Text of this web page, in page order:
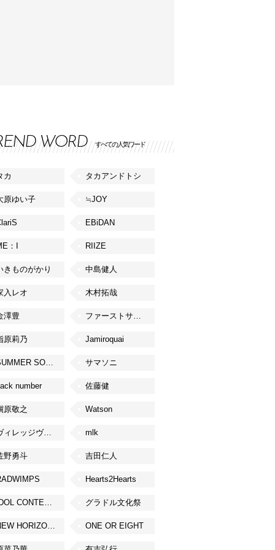
WORD すべての人気ワード
カ タカアンドトシ
原ゆい子 ≒JOY
EBiDAN
：I RIIZE
きものがかり 中島健人
入レオ 木村拓哉
澤豊 ファーストサマーウイカ
原莉乃 Jamiroquai
SUMMER SONIC サマソニ
number 佐藤健
原敬之 Watson
ヴィレッジヴァンガード mlk
野勇斗 吉田仁人
Hearts2Hearts
IDOL CONTENT EXPO グラドル文化祭
NEW HORIZON FEST ONE OR EIGHT